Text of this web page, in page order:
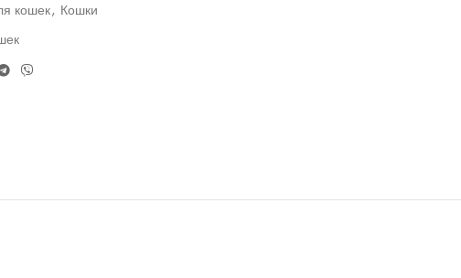
кошек, Кошки